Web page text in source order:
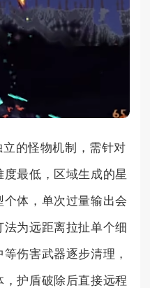
的怪物机制，需针对
最低，区域生成的星
体，单次过量输出会
为远距离拉扯单个细
伤害武器逐步清理，
护盾破除后直接远程